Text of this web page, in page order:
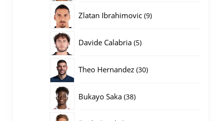
Zlatan Ibrahimovic 99
Davide Calabria 55
Theo Hernandez 3030
Bukayo Saka 3838